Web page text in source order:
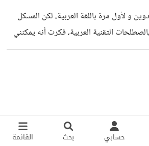
حسابي بحث القائمة
و لأول مرة باللغة العربية، لكن المشكل
التقنية العربية، فكرت أنه يمكنني
ترجمة قريبة و شرحها في نهاية
الجديدة في لغات أخرى التقنية منها
هذا لما لا نقوم بإنشاء موقع كعمل مشترك